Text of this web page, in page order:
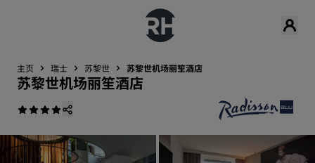
主页 瑞士 苏黎世 苏黎世机场丽笙酒店
苏黎世机场丽笙酒店